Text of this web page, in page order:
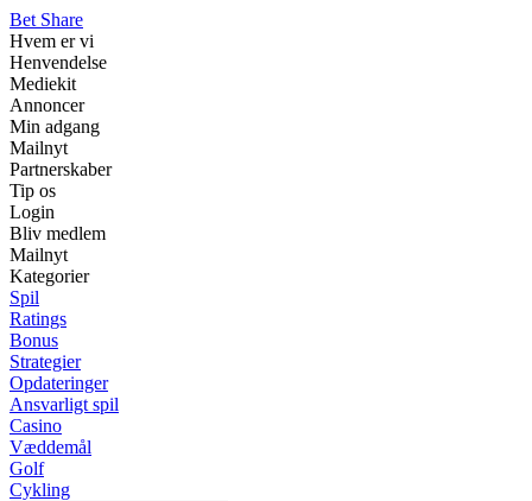
Bet Share
Hvem er vi
Henvendelse
Mediekit
Annoncer
Min adgang
Mailnyt
Partnerskaber
Tip os
Login
Bliv medlem
Mailnyt
Kategorier
Spil
Ratings
Bonus
Strategier
Opdateringer
Ansvarligt spil
Casino
Væddemål
Golf
Cykling